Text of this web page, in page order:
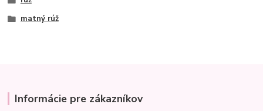
matný rúž
Informácie pre zákazníkov